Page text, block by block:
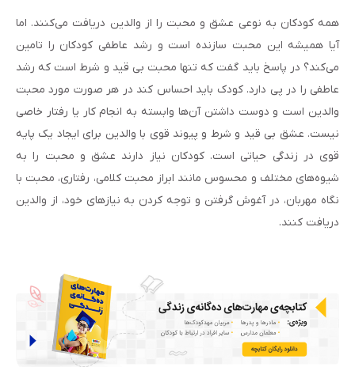
همه کودکان به نوعی عشق و محبت را از والدین دریافت می‌کنند. اما
آیا همیشه این محبت سازنده است و رشد عاطفی کودکان را تامین
می‌کند؟ در پاسخ باید گفت که تنها محبت بی قید و شرط است که رشد
عاطفی را در پی دارد. کودک باید احساس کند در هر صورت مورد محبت
والدین است و دوست داشتن آن‌ها وابسته به انجام کار یا رفتار خاصی
نیست. عشق بی قید و شرط و پیوند قوی با والدین برای ایجاد یک پایه
قوی در زندگی حیاتی است. کودکان نیاز دارند عشق و محبت را به
شیوه‌های مختلف و محسوس مانند ابراز محبت کلامی، رفتاری، محبت با
نگاه مهربان، در آغوش گرفتن و توجه کردن به نیازهای خود، از والدین
دریافت کنند.